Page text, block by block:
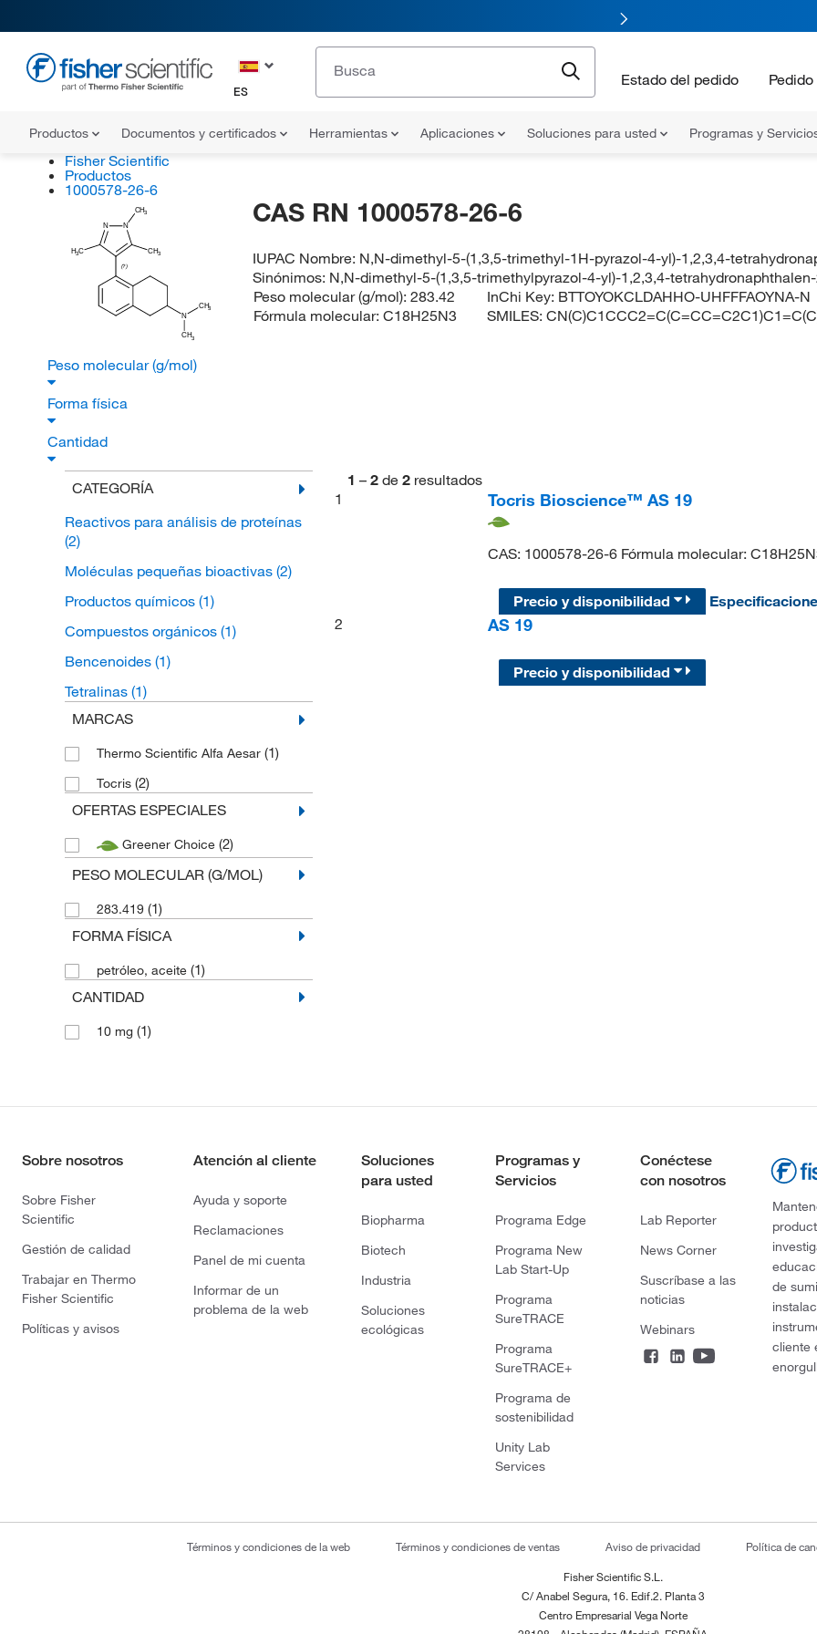
ES
Estado del pedido
Productos Documentos y certificados Herramientas Aplicaciones Soluciones para usted Programas y
Fisher Scientific
Productos
1000578-26-6
CH3
N N
CH3
H3C
N
CH3
CH3
(?)
CAS RN 1000578-26-6
IUPAC Nombre: N,N-dimethyl-5-(1,3,5-trimethyl-1H-pyrazol-4-yl)-1,2,3,4-
Sinónimos: N,N-dimethyl-5-(1,3,5-trimethylpyrazol-4-yl)-1,2,3,4-
Peso molecular (g/mol): 283.42
Fórmula molecular: C18H25N3
InChi Key: BTTOYOKCLDAHHO-UHFFFAOYNA-N
SMILES:
Peso molecular (g/mol)
Forma física
Cantidad
CATEGORÍA
Reactivos para análisis de proteínas
(2)
Moléculas pequeñas bioactivas (2)
Productos químicos (1)
Compuestos orgánicos (1)
Bencenoides (1)
Tetralinas (1)
MARCAS
Thermo Scientific Alfa Aesar (1)
Tocris (2)
OFERTAS ESPECIALES
Greener Choice (2)
PESO MOLECULAR (G/MOL)
283.419 (1)
FORMA FÍSICA
petróleo, aceite (1)
CANTIDAD
10 mg (1)
1 – 2 de 2 resultados
1
Tocris Bioscience™ AS 19
CAS: 1000578-26-6 Fórmula molecular:
Precio y disponibilidad
2
AS 19
Precio y disponibilidad
Sobre nosotros
Sobre Fisher
Scientific
Gestión de calidad
Trabajar en Thermo
Fisher Scientific
Políticas y avisos
Atención al cliente
Ayuda y soporte
Reclamaciones
Panel de mi cuenta
Informar de un
problema de la web
Soluciones
para usted
Biopharma
Biotech
Industria
Soluciones
ecológicas
Programas y
Servicios
Programa Edge
Programa New
Lab Start-Up
Programa
SureTRACE
Programa
SureTRACE+
Programa de
sostenibilidad
Unity Lab
Services
Conéctese
con nosotros
Lab Reporter
News Corner
Suscríbase a las
noticias
Webinars
de
cliente
Términos y condiciones de la web Términos y condiciones de ventas Aviso de privacidad Política de
Fisher Scientific S.L.
C/ Anabel Segura, 16. Edif.2. Planta 3
Centro Empresarial Vega Norte